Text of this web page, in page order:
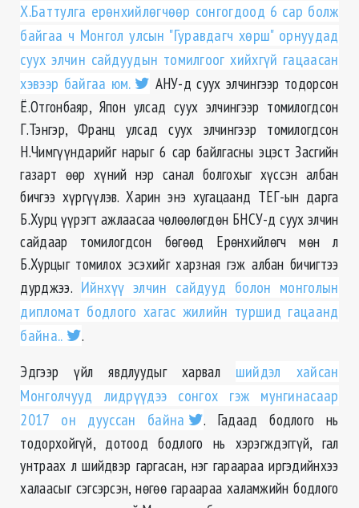
Х.Баттулга ерөнхийлөгчөөр сонгогдоод 6 сар болж
байгаа ч Монгол улсын "Гуравдагч хөрш" орнуудад
суух элчин сайдуудын томилгоог хийхгүй гацаасан
хэвээр байгаа юм.
АНУ-д суух элчингээр тодорсон
Ё.Отгонбаяр, Япон улсад суух элчингээр томилогдсон
Г.Тэнгэр, Франц улсад суух элчингээр томилогдсон
Н.Чимгүүндарийг нарыг 6 сар байлгасны эцэст Засгийн
газарт өөр хүний нэр санал болгохыг хүссэн албан
бичгээ хүргүүлэв. Харин энэ хугацаанд ТЕГ-ын дарга
Б.Хурц үүрэгт ажлаасаа чөлөөлөгдөн БНСУ-д суух элчин
сайдаар томилогдсон бөгөөд Ерөнхийлөгч мөн л
Б.Хурцыг томилох эсэхийг харзная гэж албан бичигтээ
дурджээ. Ийнхүү элчин сайдууд болон монголын
дипломат бодлого хагас жилийн туршид гацаанд
байна..
.
Эдгээр үйл явдлуудыг харвал шийдэл хайсан
Монголчууд лидрүүдээ сонгох гэж мунгинасаар
2017 он дууссан байна
. Гадаад бодлого нь
тодорхойгүй, дотоод бодлого нь хэрэгждэггүй, гал
унтраах л шийдвэр гаргасан, нэг гараараа иргэдийнхээ
халаасыг сэгсэрсэн, нөгөө гараараа халамжийн бодлого